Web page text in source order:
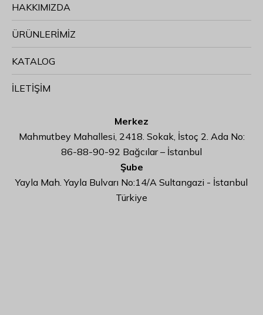
HAKKIMIZDA
ÜRÜNLERİMİZ
KATALOG
İLETİŞİM
Merkez
Mahmutbey Mahallesi, 2418. Sokak, İstoç 2. Ada No:
86-88-90-92 Bağcılar – İstanbul
Şube
Yayla Mah. Yayla Bulvarı No:14/A Sultangazi - İstanbul
Türkiye